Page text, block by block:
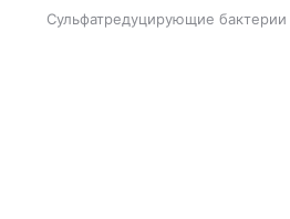
Сульфатредуцирующие